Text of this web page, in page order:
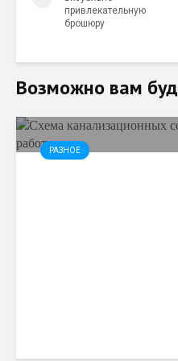
привлекательную
брошюру
Возможно вам
РАЗНОЕ